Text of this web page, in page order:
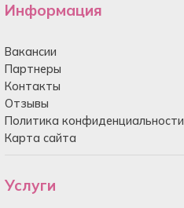
Информация
Вакансии
Партнеры
Контакты
Отзывы
Политика конфиденциальности
Карта сайта
Услуги